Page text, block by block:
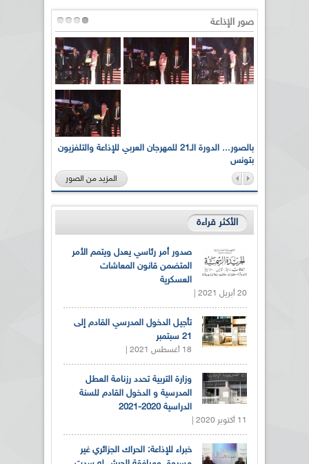
صور الإذاعة
بالصور... الدورة الـ21 للمهرجان العربي للإذاعة والتلفزيون
بتونس
المزيد من الصور
الأكثر قراءة
صدور أمر رئاسي يعدل ويتمم الأمر
المتضمن قانون المعاشات
العسكرية
20 أبريل 2021 |
تأجيل الدخول المدرسي القادم إلى
21 سبتمبر
18 أغسطس 2021 |
وزارة التربية تحدد رزنامة العطل
المدرسية و الدخول القادم للسنة
الدراسية 2020-2021
11 أكتوبر 2020 |
خبراء للإذاعة: الحراك الجزائري غير